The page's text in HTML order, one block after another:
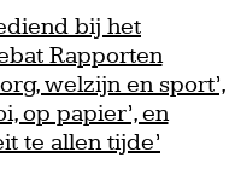
bij het
Rapporten
welzijn en sport’,
op papier’, en
te allen tijde’